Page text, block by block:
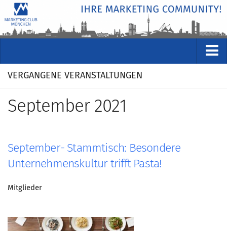
VERANSTALTUNGEN
Rückblicke
STUDIO
ÜBER
Marketing Pioniere
VERGANGENE VERANSTALTUNGEN
September 2021
September- Stammtisch: Besondere
Unternehmenskultur trifft Pasta!
Mitglieder